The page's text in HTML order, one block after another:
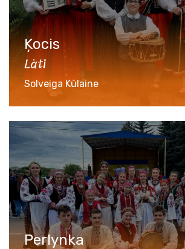
Ķocis
Läti
Solveiga Kūlaine
Perlynka